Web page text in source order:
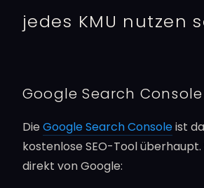
jedes KMU nutzen
Google Search Console
Die Google Search Consoleist
kostenlose SEO-Tool überhaupt.
direkt von Google: